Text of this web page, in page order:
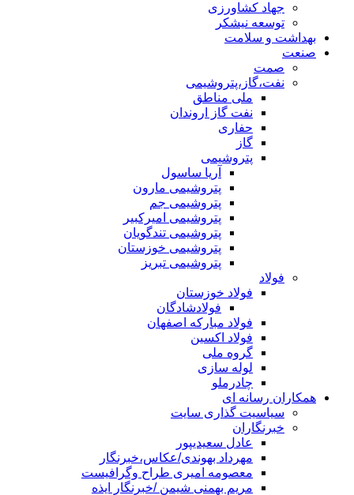
جهاد کشاورزی
توسعه نیشکر
بهداشت و سلامت
صنعت
صمت
نفت،گاز،پتروشیمی
ملی مناطق
نفت گاز اروندان
حفاری
گاز
پتروشیمی
آریا ساسول
پتروشیمی مارون
پتروشیمی جم
پتروشیمی امیرکبیر
پتروشیمی تندگویان
پتروشیمی خوزستان
پتروشیمی تبریز
فولاد
فولاد خوزستان
فولادشادگان
فولاد مبارکه اصفهان
فولاد اکسین
گروه ملی
لوله سازی
چادرملو
همکاران رسانه ای
سیاسیت گذاری سایت
خبرنگاران
عادل سعیدیپور
مهرداد بهوندی/عکاس،خبرنگار
معصومه امیری طراح وگرافیست
مریم بهمنی شیمن /خبرنگار ایذه